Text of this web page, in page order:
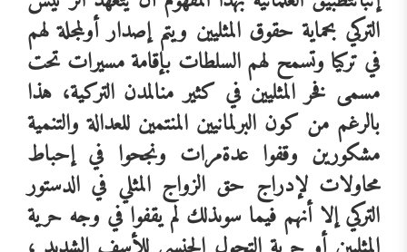
التركي بحمايةحقوق المثليين ويتم إصدارأولمجلةلهم
فيتركياوتسمحلهمالسلطاتبإقامةمسيراتتحت
مسمى فخر المثليين في كثير منالمدن التركية، هذا
بالرغم من كون البرلمانيين المنتمين للعدالة والتنمية
مشكورين وقفوا عدةمرات ونجحوا في إحباط
محاولات لإدراج حق الزواج المثلي في الدستور
التركيإلاأنهمفيماسوىذلكلميقفوافي وجهحرية